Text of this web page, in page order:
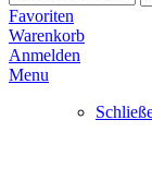
Favoriten
Warenkorb
Anmelden
Menu